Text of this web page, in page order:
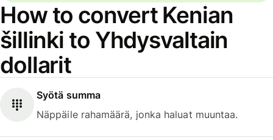
How to convert Kenian
šillinki to Yhdysvaltain
dollarit
Syötä summa
Näppäile rahamäärä, jonka haluat muuntaa.